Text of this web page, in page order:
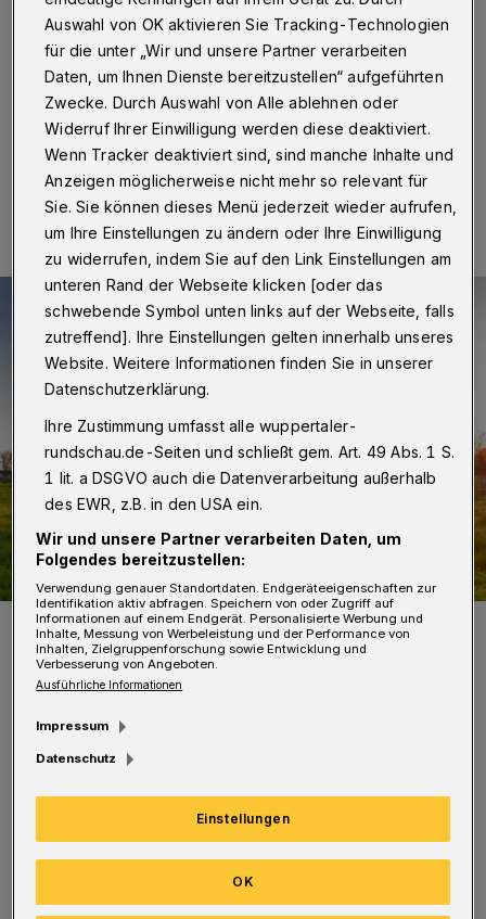
2016) bei einem Einsatz des Rettungsdienstes ein
Notarzt benötigt. Da in Wuppertal und Umgebung
gerade keiner verfügbar war, wurde der Hubschrauber
aus Köln alarmiert.
10.04.2016 , 22:59 Uhr Eine Minute Lesezeit
Die Zusammenarbeit der beteiligten Einsatzkräfte funktionierte
reibungslos.
Foto: Christoph Petersen
Die Flugzeit dauerte genau exakt elf Minuten
— inklusive der Suche nach einem geeigneten
Landeplatz. Die Aktion sorgte besonders bei
den Kinder und Jugendlichen für großes
Auswahl von OK aktivieren Sie Tracking-Technologien
für die unter „Wir und unsere Partner verarbeiten
Daten, um Ihnen Dienste bereitzustellen“ aufgeführten
Zwecke. Durch Auswahl von Alle ablehnen oder
Widerruf Ihrer Einwilligung werden diese deaktiviert.
Wenn Tracker deaktiviert sind, sind manche Inhalte und
Anzeigen möglicherweise nicht mehr so relevant für
Sie. Sie können dieses Menü jederzeit wieder aufrufen,
um Ihre Einstellungen zu ändern oder Ihre Einwilligung
zu widerrufen, indem Sie auf den Link Einstellungen am
unteren Rand der Webseite klicken [oder das
schwebende Symbol unten links auf der Webseite, falls
zutreffend]. Ihre Einstellungen gelten innerhalb unseres
Website. Weitere Informationen finden Sie in unserer
Datenschutzerklärung.
Ihre Zustimmung umfasst alle wuppertaler-
rundschau.de-Seiten und schließt gem. Art. 49 Abs. 1 S.
1 lit. a DSGVO auch die Datenverarbeitung außerhalb
des EWR, z.B. in den USA ein.
Wir und unsere Partner verarbeiten Daten, um
Folgendes bereitzustellen:
Verwendung genauer Standortdaten. Endgeräteeigenschaften zur
Identifikation aktiv abfragen. Speichern von oder Zugriff auf
Informationen auf einem Endgerät. Personalisierte Werbung und
Inhalte, Messung von Werbeleistung und der Performance von
Inhalten, Zielgruppenforschung sowie Entwicklung und
Verbesserung von Angeboten.
Ausführliche Informationen
Impressum
Datenschutz
Einstellungen
OK